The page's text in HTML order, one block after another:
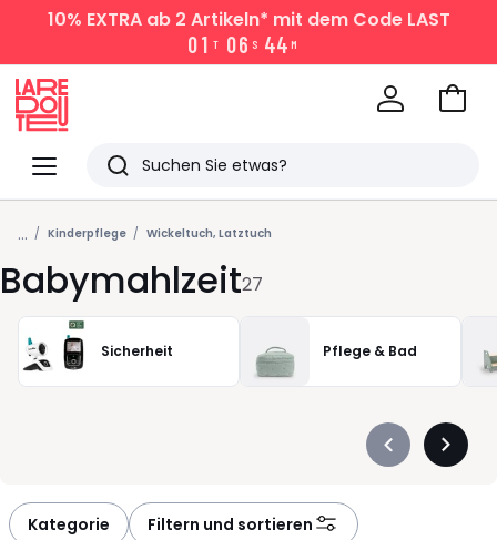
10% EXTRAab 2 Artikeln* mit dem Code LAST
01 T 06 S 44 M
Menü
Redoute
Suchen
Zuletzt
angesehen
Artikel
Zum
... Kinderpflege Wickeltuch, Latztuch
Babymahlzeit27
Sicherheit Pflege & Bad
Précédent
Kategorie Filtern und sortieren